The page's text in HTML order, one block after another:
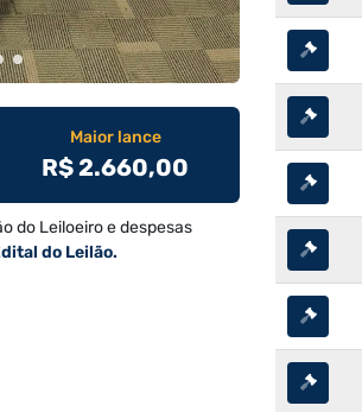
Maior lance
R$ 2.660,00
do Leiloeiro e despesas
do Leilão.